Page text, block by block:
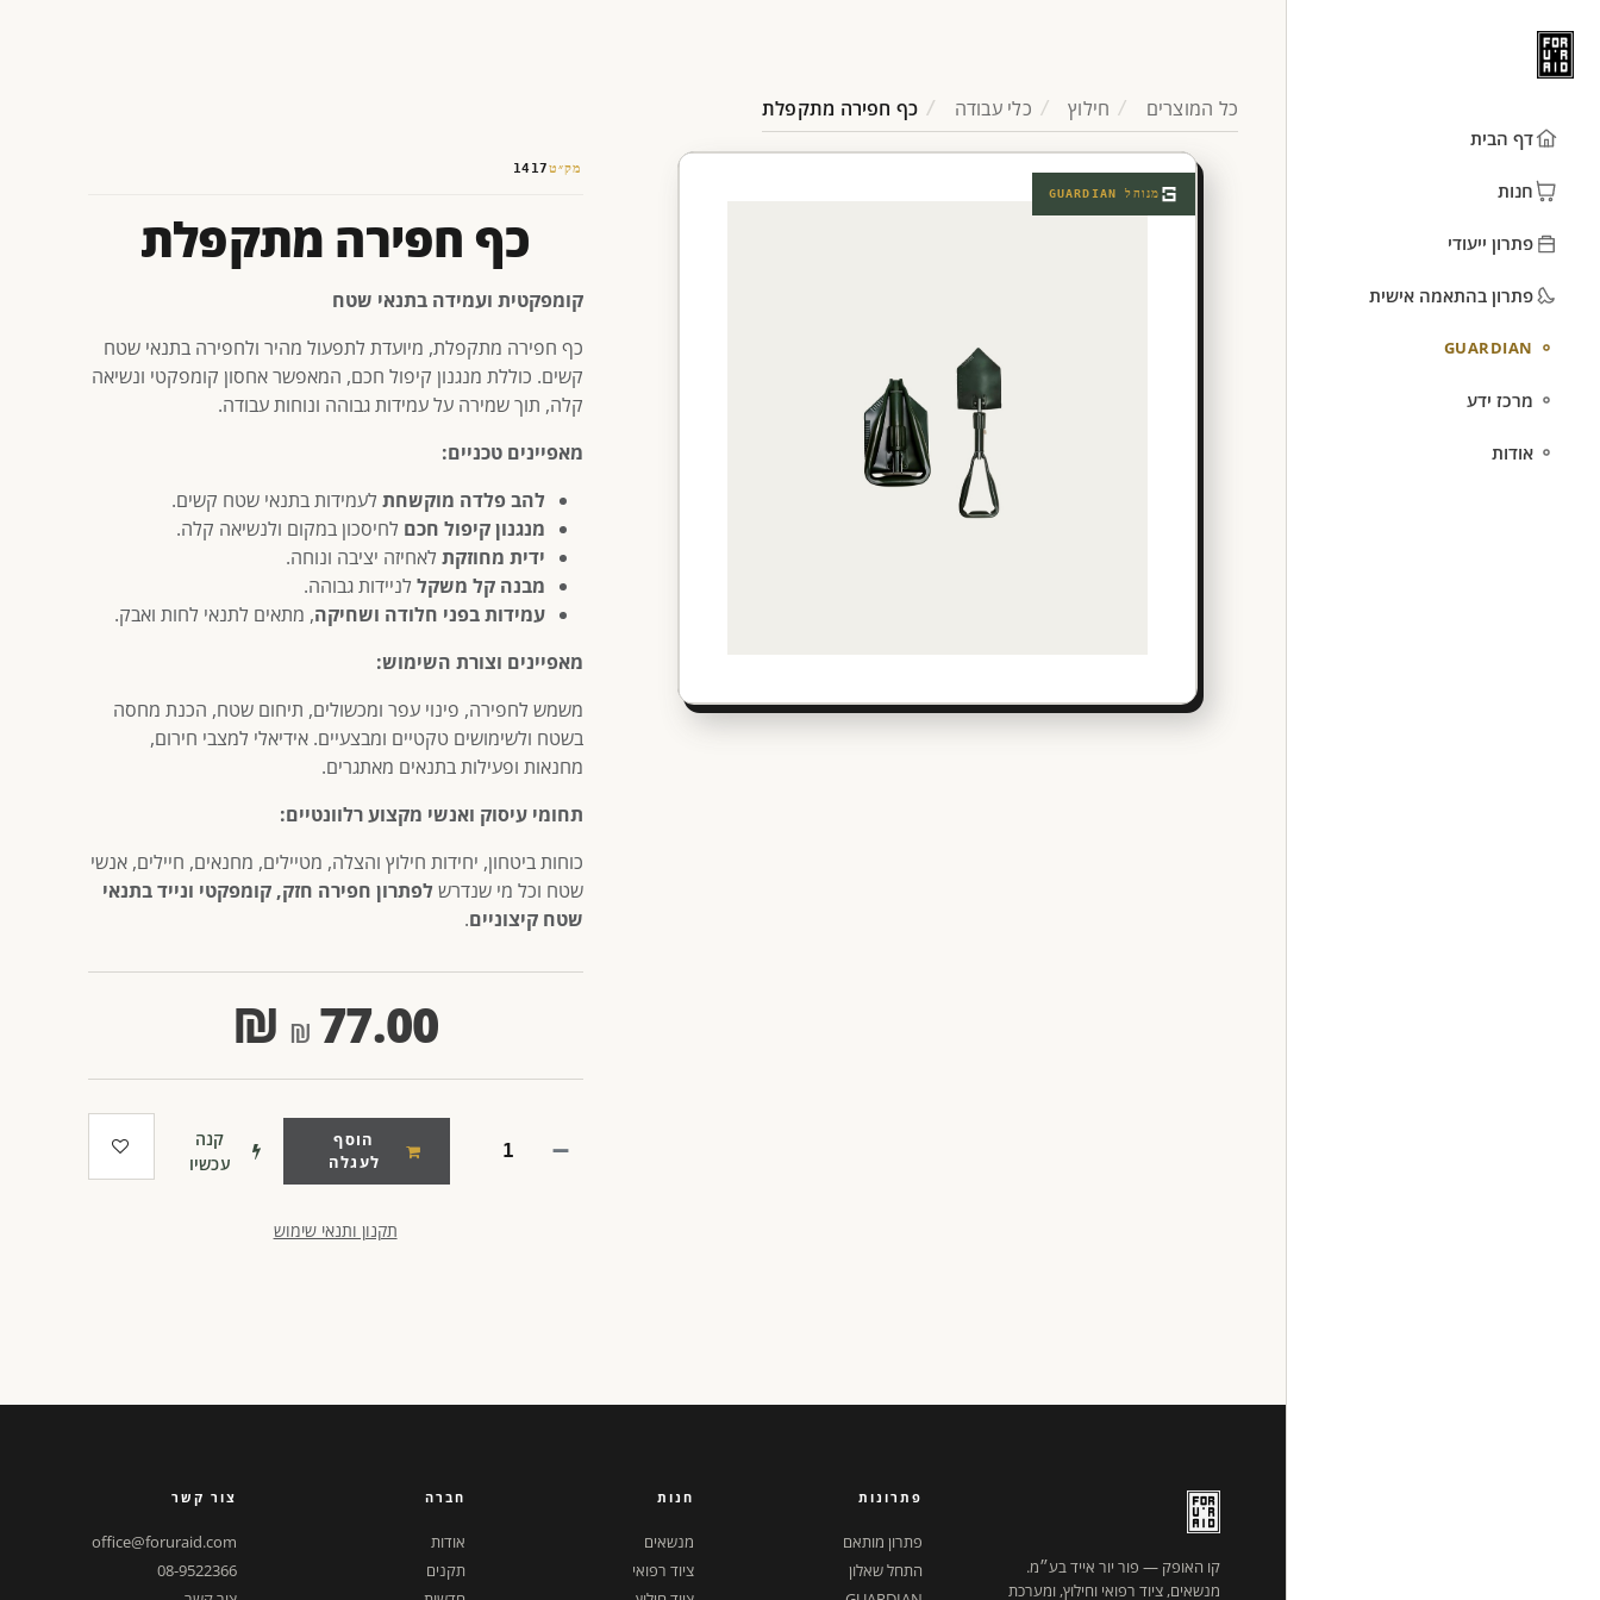
דף הבית
חנות
פתרון ייעודי
פתרון בהתאמה אישית
GUARDIAN
מרכז ידע
אודות
כל המוצרים חילוץ כלי עבודה כף חפירה מתקפלת
מנוהל GUARDIAN
מק״ט1417
כף חפירה מתקפלת
קומפקטית ועמידה בתנאי שטח
כף חפירה מתקפלת, מיועדת לתפעול מהיר ולחפירה בתנאי שטח
קשים. כוללת מנגנון קיפול חכם, המאפשר אחסון קומפקטי ונשיאה
קלה, תוך שמירה על עמידות גבוהה ונוחות עבודה.
מאפיינים טכניים:
להב פלדה מוקשחת לעמידות בתנאי שטח קשים.
מנגנון קיפול חכם לחיסכון במקום ולנשיאה קלה.
ידית מחוזקת לאחיזה יציבה ונוחה.
מבנה קל משקל לניידות גבוהה.
עמידות בפני חלודה ושחיקה, מתאים לתנאי לחות ואבק.
מאפיינים וצורת השימוש:
משמש לחפירה, פינוי עפר ומכשולים, תיחום שטח, הכנת מחסה
בשטח ולשימושים טקטיים ומבצעיים. אידיאלי למצבי חירום,
מחנאות ופעילות בתנאים מאתגרים.
תחומי עיסוק ואנשי מקצוע רלוונטיים:
כוחות ביטחון, יחידות חילוץ והצלה, מטיילים, מחנאים, חיילים, אנשי
שטח וכל מי שנדרש לפתרון חפירה חזק, קומפקטי ונייד בתנאי
שטח קיצוניים.
77.00
₪
הוסף
לעגלה
קנה
עכשיו
תקנון ותנאי שימוש
קו האופק — פור יור אייד בע״מ.
מנשאים, ציוד רפואי וחילוץ, ומערכת
פתרונות
פתרון מותאם
התחל שאלון
חנות
מנשאים
ציוד רפואי
חברה
אודות
תקנים
צור קשר
office@foruraid.com
08-9522366